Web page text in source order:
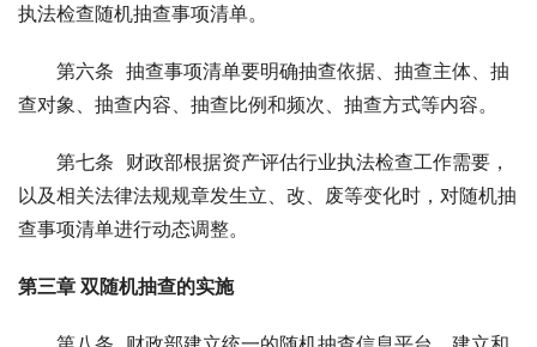
执法检查随机抽查事项清单。
第六条  抽查事项清单要明确抽查依据、抽查主体、抽
查对象、抽查内容、抽查比例和频次、抽查方式等内容。
第七条  财政部根据资产评估行业执法检查工作需要，
以及相关法律法规规章发生立、改、废等变化时，对随机抽
查事项清单进行动态调整。
第三章 双随机抽查的实施